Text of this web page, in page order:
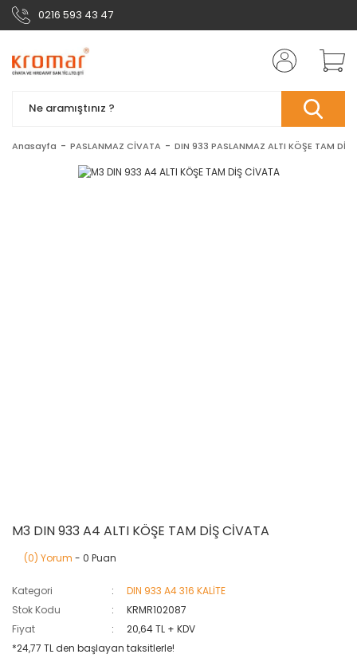
0216 593 43 47
Anasayfa PASLANMAZ CİVATA DIN 933 PASLANMAZ ALTI KÖŞE TAM DİŞ
M3 DIN 933 A4 ALTI KÖŞE TAM DİŞ CİVATA
(0) Yorum - 0 Puan
Kategori
DIN 933 A4 316 KALİTE
Stok Kodu
KRMR102087
Fiyat
20,64 TL + KDV
*24,77 TL den başlayan taksitlerle!